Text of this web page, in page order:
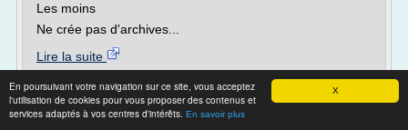
X
En poursuivant votre navigation sur ce site, vous acceptez
l'utilisation de cookies pour vous proposer des contenus et
services adaptés à vos centres d'intérêts. En savoir plus
Les moins
Ne crée pas d'archives...
Lire la suite
Site :https://unrarx.fr.softonic.com
Comment ouvrir un e-mail (fichier) .zip,